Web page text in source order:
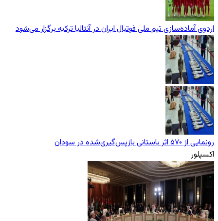
اردوی آماده‌سازی تیم ملی فوتبال ایران در آنتالیا ترکیه برگزار می‌شود
رونمایی از ۵۷۰ اثر باستانی بازپس‌گیری‌شده در سودان
اکسپلور